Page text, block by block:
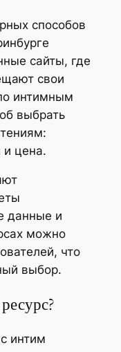
способов
сайты, где
свои
интимным
выбрать
и цена.
данные и
можно
что
выбор.
интим